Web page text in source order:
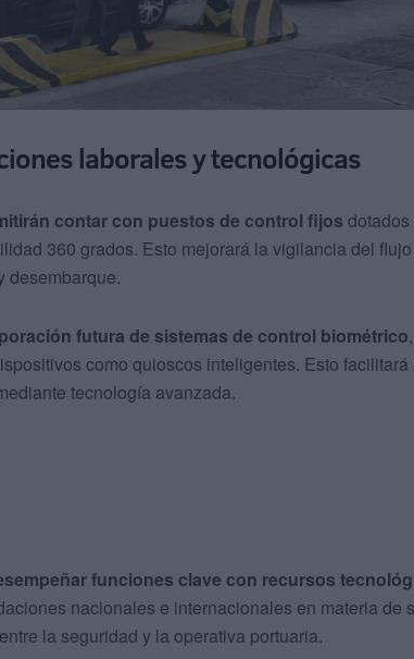
laborales y tecnológicas
contar con puestos de control fijos
360 grados. Esto mejorará la vigilancia del
desembarque.
futura de sistemas de control biométrico
como quioscos inteligentes. Esto
tecnología avanzada.
funciones clave con recursos
nacionales e internacionales en materia de
la seguridad y la operativa portuaria.